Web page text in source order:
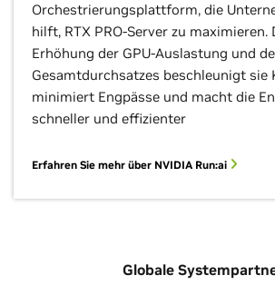
Orchestrierungsplattform, die
hilft, RTX PRO-Server zu maximieren.
Erhöhung der GPU-Auslastung und
Gesamtdurchsatzes beschleunigt sie
minimiert Engpässe und macht die
schneller und effizienter
Erfahren Sie mehr über NVIDIA Run:ai
Globale